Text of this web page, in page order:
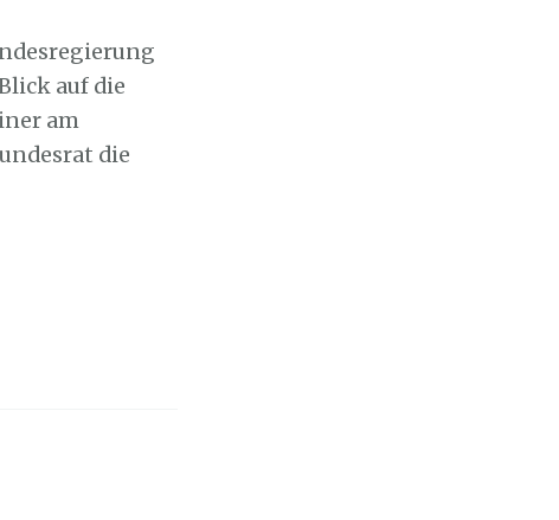
auf die
am
die